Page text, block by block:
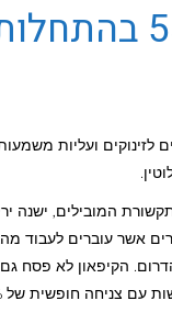
ירידה של
2022, היינו עדים
אשר עוברים לעבוד
עם צניחה חופשית של 41%.